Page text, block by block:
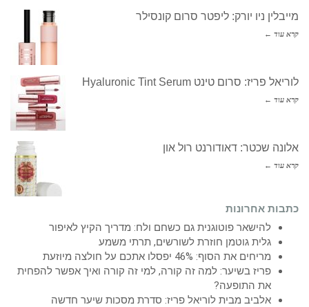
מייבלין ניו יורק: ליפטר סרום קונסילר
קרא עוד ←
לוריאל פריז: סרום טינט Hyaluronic Tint Serum
קרא עוד ←
אלונה שכטר: דאודורנט רול און
קרא עוד ←
כתבות אחרונות
להישאר פוטוגנית גם כשחם ולח: מדריך הקיץ לאיפור
גלית גוטמן חוזרת לשורשים, תרתי משמע
מריחים את הסוף: 46% יפסלו אתכם על חולצה מיוזעת
פריז בשיער: למה זה קורה, למי זה קורה ואיך אפשר להפחית
את התופעה?
אלביב מבית לוריאל פריז: סדרת מסכות שיער חדשה